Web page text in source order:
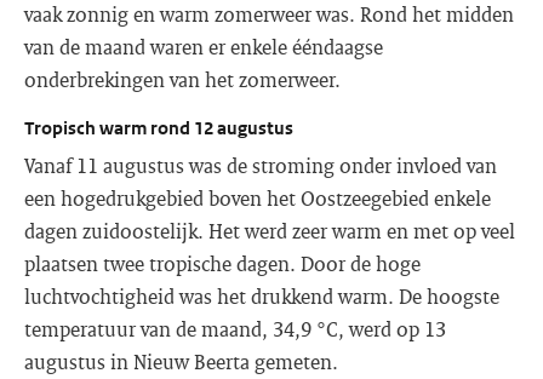
vaak zonnig en warm zomerweer was. Rond het midden
van de maand waren er enkele ééndaagse
onderbrekingen van het zomerweer.
Tropisch warm rond 12 augustus
Vanaf 11 augustus was de stroming onder invloed van
een hogedrukgebied boven het Oostzeegebied enkele
dagen zuidoostelijk. Het werd zeer warm en met op veel
plaatsen twee tropische dagen. Door de hoge
luchtvochtigheid was het drukkend warm. De hoogste
temperatuur van de maand, 34,9 °C, werd op 13
augustus in Nieuw Beerta gemeten.